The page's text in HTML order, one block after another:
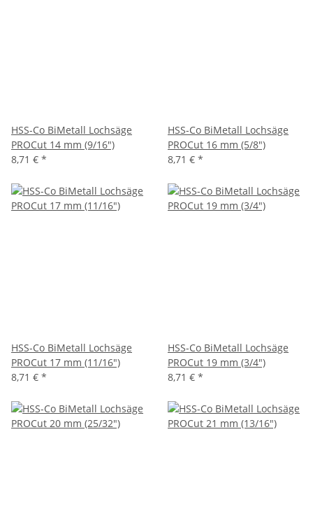
HSS-Co BiMetall Lochsäge
PROCut 14 mm (9/16")
8,71 € *
HSS-Co BiMetall Lochsäge
PROCut 16 mm (5/8")
8,71 € *
HSS-Co BiMetall Lochsäge
PROCut 17 mm (11/16")
8,71 € *
HSS-Co BiMetall Lochsäge
PROCut 19 mm (3/4")
8,71 € *